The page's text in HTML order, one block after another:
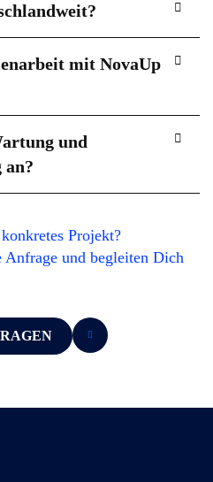
mit NovaUp
und
an?
Projekt?
und begleiten Dich